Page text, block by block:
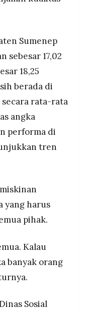
Sumenep
sebesar 17,02
18,25
berada di
secara rata-rata
angka
performa di
tren
yang harus
pihak.
Kalau
banyak orang
Sosial